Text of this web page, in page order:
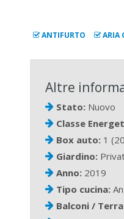
ANTIFURTO ARIA
Altre
Stato: Nuovo
Classe
Box auto: 1
Giardino:
Anno:2019
Tipo cucina:
Balconi /